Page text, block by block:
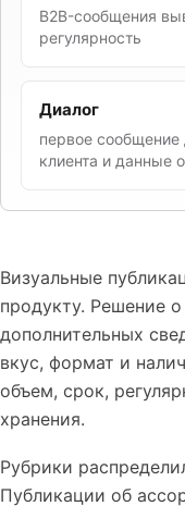
B2B-сообщения
регулярность
Диалог
первое
клиента и данные
Визуальные
продукту. Решение
дополнительных
вкус, формат и
объем, срок,
хранения.
Рубрики
Публикации об